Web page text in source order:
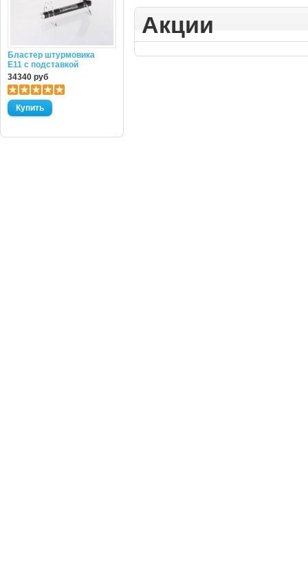
Бластер штурмовика
E11 с подставкой
34340 руб
Акции